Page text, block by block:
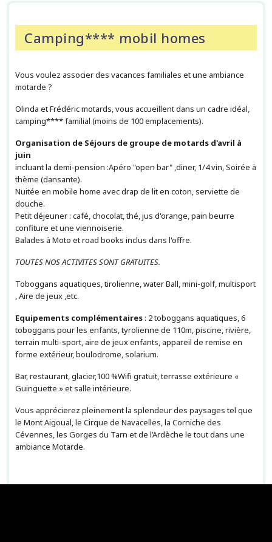
Camping**** mobil homes
Vous voulez associer des vacances familiales et une ambiance
motarde ?
Olinda et Frédéric motards, vous accueillent dans un cadre idéal,
camping**** familial (moins de 100 emplacements).
Organisation de Séjours de groupe de motards d'avril à
juin
incluant la demi-pension :Apéro "open bar" ,diner, 1/4 vin, Soirée à
thème (dansante).
Nuitée en mobile home avec drap de lit en coton, serviette de
douche.
Petit déjeuner : café, chocolat, thé, jus d'orange, pain beurre
confiture et une viennoiserie.
Balades à Moto et road books inclus dans l'offre.
TOUTES NOS ACTIVITES SONT GRATUITES.
Toboggans aquatiques, tirolienne, water Ball, mini-golf, multisport
, Aire de jeux ,etc.
Equipements complémentaires: 2 toboggans aquatiques, 6
toboggans pour les enfants, tyrolienne de 110m, piscine, rivière,
terrain multi-sport, aire de jeux enfants, appareil de remise en
forme extérieur, boulodrome, solarium.
Bar, restaurant, glacier,100 %Wifi gratuit, terrasse extérieure «
Guinguette » et salle intérieure.
Vous apprécierez pleinement la splendeur des paysages tel que
le Mont Aigoual, le Cirque de Navacelles, la Corniche des
Cévennes, les Gorges du Tarn et de l’Ardèche le tout dans une
ambiance Motarde.